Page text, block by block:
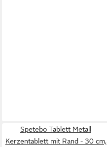
Spetebo Tablett Metall
Kerzentablett mit Rand - 30 cm,